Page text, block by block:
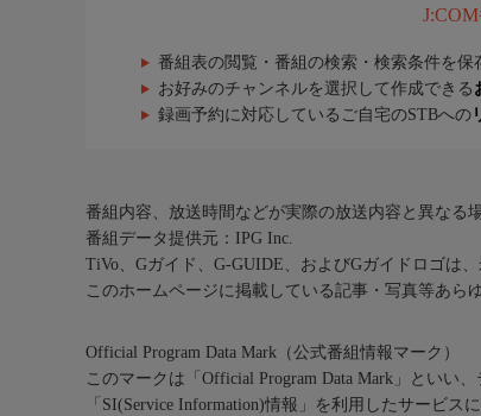
番組表の閲覧・番組の検索・検索条件を保
お好みのチャンネルを選択して作成できる
録画予約に対応しているご自宅のSTBへの
番組内容、放送時間などが実際の放送内容と異なる
番組データ提供元：IPG Inc.
TiVo、Gガイド、G-GUIDE、およびGガイドロゴは
このホームページに掲載している記事・写真等あら
Official Program Data Mark（公式番組情報マーク）
このマークは「Official Program Data Mark」といい
「SI(Service Information)情報」を利用したサービス